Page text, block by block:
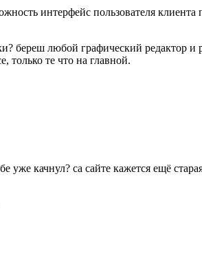
интерфейс пользователя клиента
береш любой графический редактор и
только те что на главной.
уже качнул? са сайте кажется ещё